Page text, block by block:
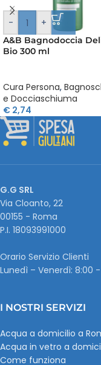
- +
A&B Bagnodoccia
Bio 300 ml
Cura Persona,
e Docciaschiuma
€ 2,74
G.G SRL
Via Cloanto, 22
00155 - Roma
P.I. ‭18093991000
Orario Servizio Clienti
Lunedì – Venerdì: 8:00 -
I NOSTRI SERVIZI
Acqua a domicilio a
Acqua in vetro a
Come funziona